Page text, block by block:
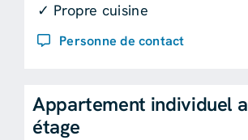
✓ Propre cuisine
Personne de contact
Appartement individuel
étage